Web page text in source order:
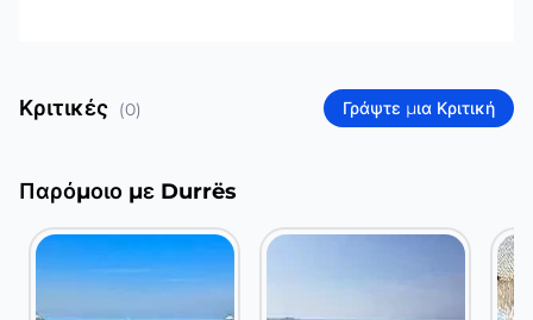
Κριτικές (0) Γράψτε μια Κριτική
Παρόμοιο με Durrës